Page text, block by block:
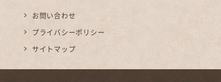
お問い合わせ
プライバシーポリシー
サイトマップ